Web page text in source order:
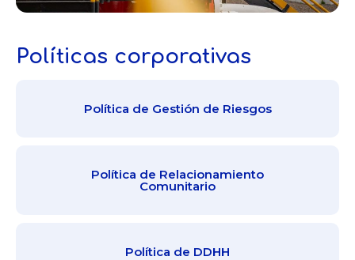
Políticas corporativas
Política de Gestión de Riesgos
Política de Relacionamiento
Comunitario
Política de DDHH